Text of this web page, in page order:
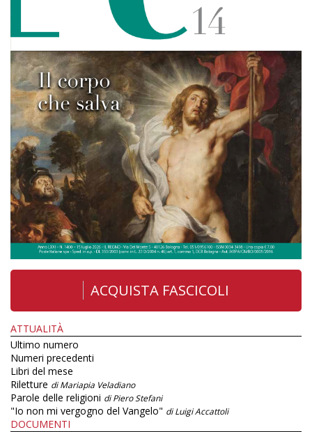
ACQUISTA FASCICOLI
ATTUALITÀ
Ultimo numero
Numeri precedenti
Libri del mese
Riletture di Mariapia Veladiano
Parole delle religioni di Piero Stefani
"Io non mi vergogno del Vangelo" di Luigi Accattoli
DOCUMENTI